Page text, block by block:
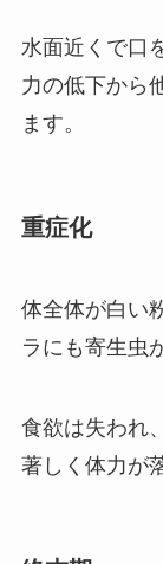
水面近くで口
力の低下から
ます。
重症化
体全体が白い
ラにも寄生虫
食欲は失われ
著しく体力が